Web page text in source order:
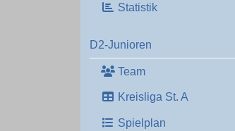
Statistik
D2-Junioren
Team
Kreisliga St. A
Spielplan